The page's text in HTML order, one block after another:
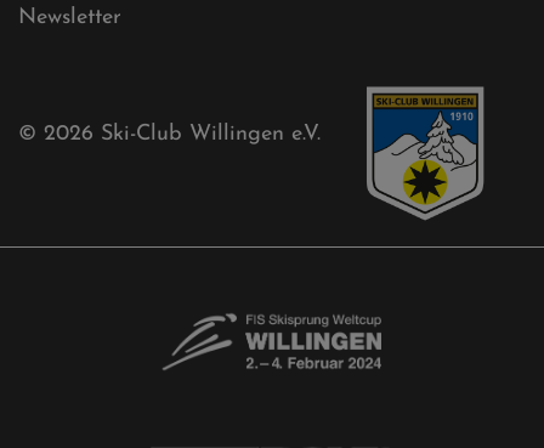
Newsletter
© 2026 Ski-Club Willingen e.V.